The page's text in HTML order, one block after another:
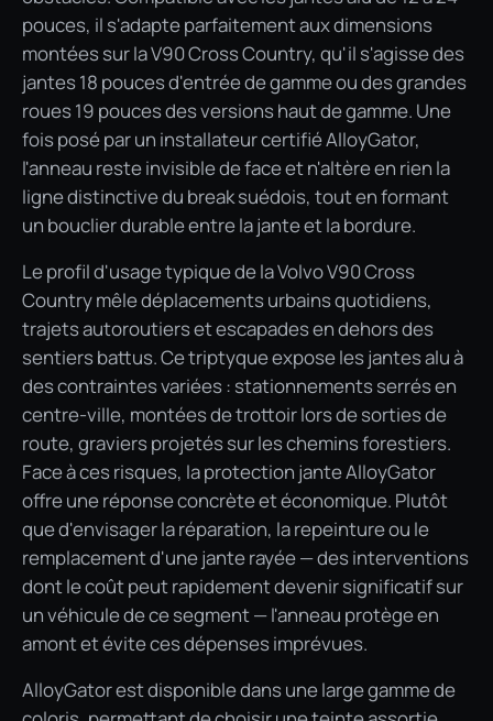
pouces, il s'adapte parfaitement aux dimensions
montées sur la V90 Cross Country, qu'il s'agisse des
jantes 18 pouces d'entrée de gamme ou des grandes
roues 19 pouces des versions haut de gamme. Une
fois posé par un installateur certifié AlloyGator,
l'anneau reste invisible de face et n'altère en rien la
ligne distinctive du break suédois, tout en formant
un bouclier durable entre la jante et la bordure.
Le profil d'usage typique de la Volvo V90 Cross
Country mêle déplacements urbains quotidiens,
trajets autoroutiers et escapades en dehors des
sentiers battus. Ce triptyque expose les jantes alu à
des contraintes variées : stationnements serrés en
centre-ville, montées de trottoir lors de sorties de
route, graviers projetés sur les chemins forestiers.
Face à ces risques, la protection jante AlloyGator
offre une réponse concrète et économique. Plutôt
que d'envisager la réparation, la repeinture ou le
remplacement d'une jante rayée — des interventions
dont le coût peut rapidement devenir significatif sur
un véhicule de ce segment — l'anneau protège en
amont et évite ces dépenses imprévues.
AlloyGator est disponible dans une large gamme de